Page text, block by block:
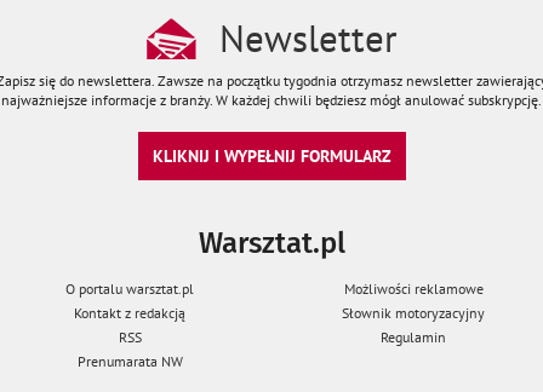
Newsletter
się do newslettera. Zawsze na początku tygodnia otrzymasz newsletter
najważniejsze informacje z branży. W każdej chwili będziesz mógł anulować subskrypcję.
KLIKNIJ I WYPEŁNIJ FORMULARZ
Warsztat.pl
O portalu warsztat.pl
Możliwości reklamowe
Kontakt z redakcją
Słownik motoryzacyjny
RSS
Regulamin
Prenumarata NW